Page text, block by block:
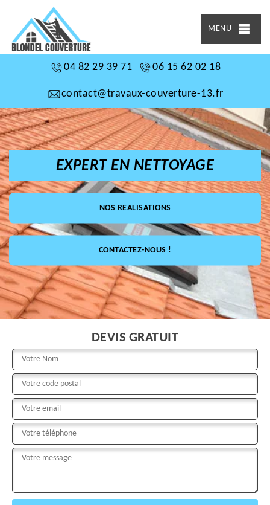
MENU
04 82 29 39 71 06 15 62 02 18
contact@travaux-couverture-13.fr
EXPERT EN NETTOYAGE
NOS REALISATIONS
CONTACTEZ-NOUS !
DEVIS GRATUIT